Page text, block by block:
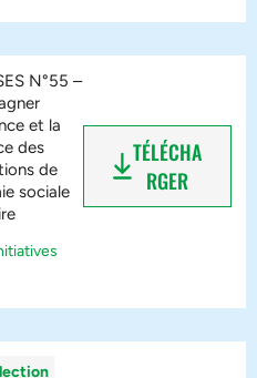
N°55 –
et la
des
de
sociale
TÉLÉCHA
RGER